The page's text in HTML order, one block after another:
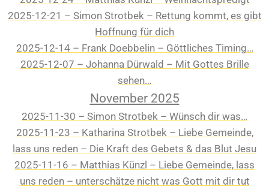
2025-12-21 – Simon Strotbek – Rettung kommt, es gibt
Hoffnung für dich
2025-12-14 – Frank Doebbelin – Göttliches Timing…
2025-12-07 – Johanna Dürwald – Mit Gottes Brille
sehen…
November 2025
2025-11-30 – Simon Strotbek – Wünsch dir was…
2025-11-23 – Katharina Strotbek – Liebe Gemeinde,
lass uns reden – Die Kraft des Gebets & das Blut Jesu
2025-11-16 – Matthias Künzl – Liebe Gemeinde, lass
uns reden – unterschätze nicht was Gott mit dir tut